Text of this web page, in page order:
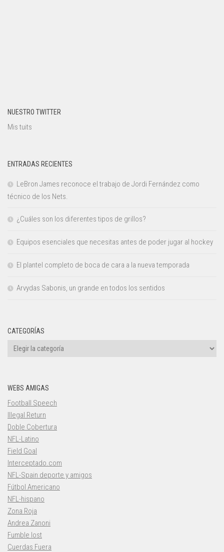
NUESTRO TWITTER
Mis tuits
ENTRADAS RECIENTES
LeBron James reconoce el trabajo de Jordi Fernández como
técnico de los Nets.
¿Cuáles son los diferentes tipos de grillos?
Equipos esenciales que necesitas antes de poder jugar al hockey
El plantel completo de boca de cara a la nueva temporada
Arvydas Sabonis, un grande en todos los sentidos
CATEGORÍAS
Categorías
WEBS AMIGAS
Football Speech
Illegal Return
Doble Cobertura
NFL-Latino
Field Goal
Interceptado.com
NFL-Spain deporte y amigos
Fútbol Americano
NFL-hispano
Zona Roja
Andrea Zanoni
Fumble lost
Cuerdas Fuera